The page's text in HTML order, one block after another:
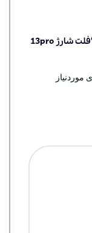
اولین کسی باشید که دیدگاهی می نویسد “فلت شارژ 13pro